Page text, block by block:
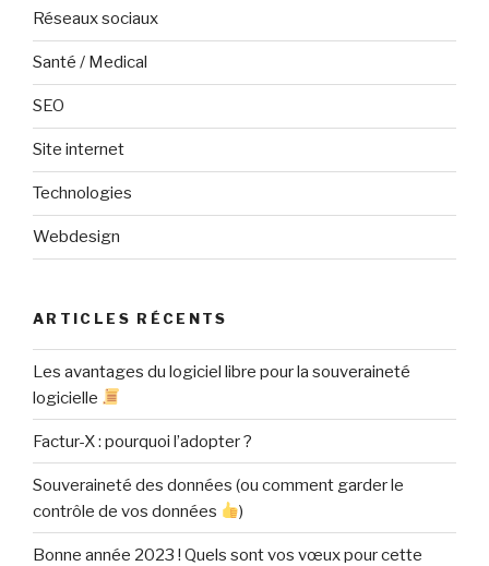
Réseaux sociaux
Santé / Medical
SEO
Site internet
Technologies
Webdesign
ARTICLES RÉCENTS
Les avantages du logiciel libre pour la souveraineté
logicielle
Factur-X : pourquoi l’adopter ?
Souveraineté des données (ou comment garder le
contrôle de vos données
)
Bonne année 2023 ! Quels sont vos vœux pour cette